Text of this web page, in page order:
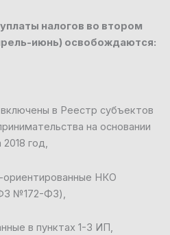
налогов во втором
июнь) освобождаются:
в Реестр субъектов
на основании
год,
ориентированные НКО
ФЗ №172-ФЗ),
в пунктах 1-3 ИП,